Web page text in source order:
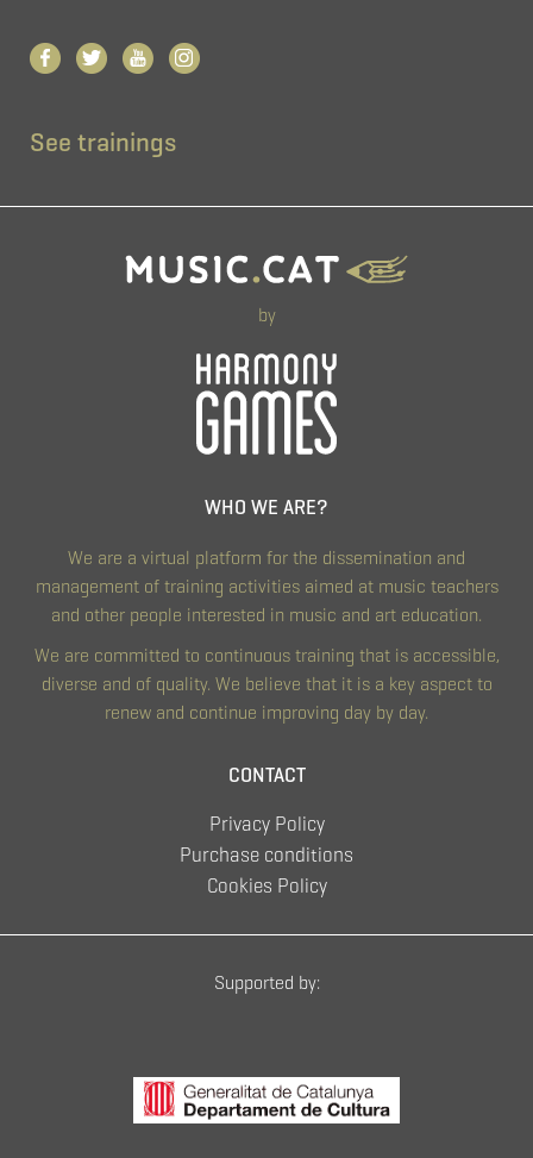
See trainings
by
WHO WE ARE?
We are a virtual platform for the dissemination and
management of training activities aimed at music teachers
and other people interested in music and art education.
We are committed to continuous training that is accessible,
diverse and of quality. We believe that it is a key aspect to
renew and continue improving day by day.
CONTACT
Privacy Policy
Purchase conditions
Cookies Policy
Supported by: